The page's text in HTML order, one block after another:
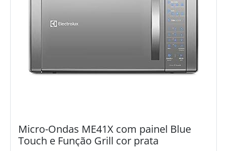
Micro-Ondas ME41X com painel Blue
Touch e Função Grill cor prata